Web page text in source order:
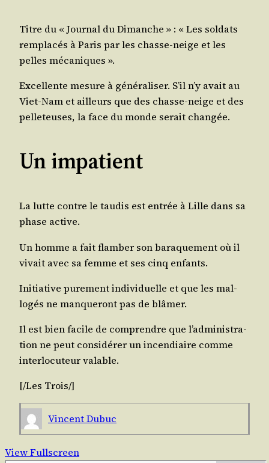
Titre du « Jour­nal du Dimanche » : « Les sol­dats
rem­pla­cés à Paris par les chasse-neige et les
pelles mécaniques ».
Excel­lente mesure à géné­ra­li­ser. S’il n’y avait au
Viet-Nam et ailleurs que des chasse-neige et des
pel­le­teuses, la face du monde serait changée.
Un impatient
La lutte contre le tau­dis est entrée à Lille dans sa
phase active.
Un homme a fait flam­ber son bara­que­ment où il
vivait avec sa femme et ses cinq enfants.
Ini­tia­tive pure­ment indi­vi­duelle et que les mal-
logés ne man­que­ront pas de blâmer.
Il est bien facile de com­prendre que l’ad­mi­nis­tra­
tion ne peut consi­dé­rer un incen­diaire comme
inter­lo­cu­teur valable.
[/​Les Trois/​]
Vincent Dubuc
View Fullscreen